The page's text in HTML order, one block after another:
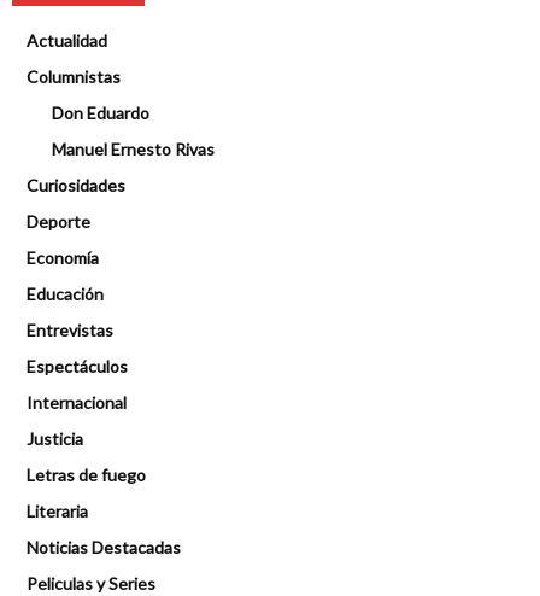
Actualidad
Columnistas
Don Eduardo
Manuel Ernesto Rivas
Curiosidades
Deporte
Economía
Educación
Entrevistas
Espectáculos
Internacional
Justicia
Letras de fuego
Literaria
Noticias Destacadas
Peliculas y Series